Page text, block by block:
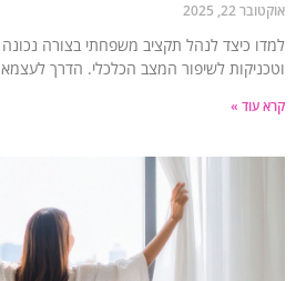
22, 2025
כיצד לנהל תקציב משפחתי בצורה נכונה –
לשיפור המצב הכלכלי. הדרך לעצמאות
עוד »